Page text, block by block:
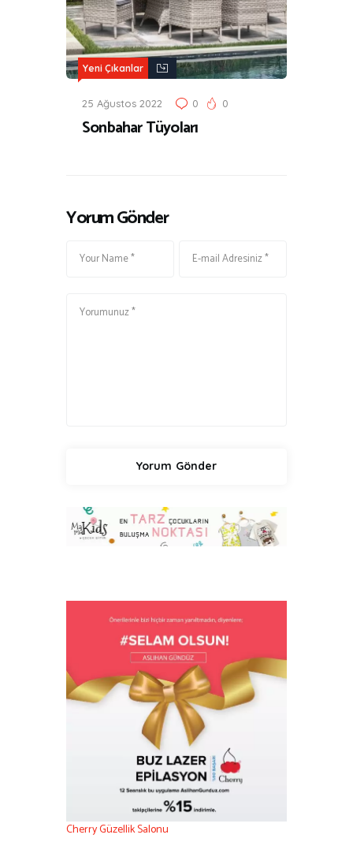
Yeni Çıkanlar
25 Ağustos 2022 0 0
Sonbahar Tüyoları
Yorum Gönder
Cherry Güzellik Salonu